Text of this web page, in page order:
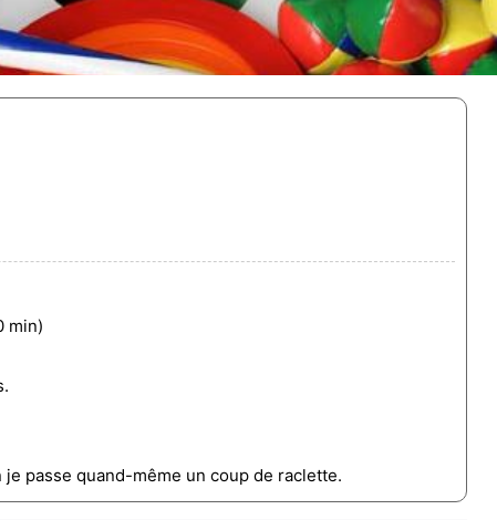
min)
passe quand-même un coup de raclette.